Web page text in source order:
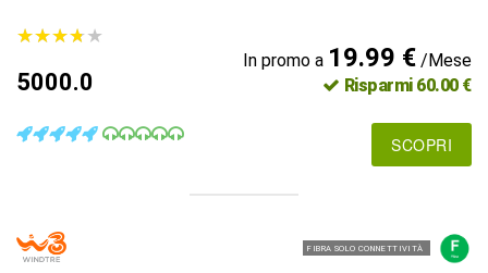
★★★★★
★★★★★
5000.0
In promo a 19.99 €/Mese
Risparmi 60.00 €
SCOPRI
FIBRA SOLO CONNETTIVITÀ